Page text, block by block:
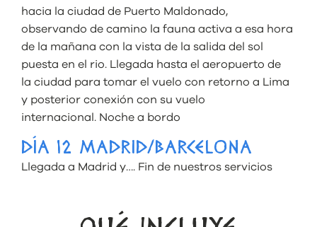
hacia la ciudad de Puerto Maldonado,
observando de camino la fauna activa a esa hora
de la mañana con la vista de la salida del sol
puesta en el rio. Llegada hasta el aeropuerto de
la ciudad para tomar el vuelo con retorno a Lima
y posterior conexión con su vuelo
internacional. Noche a bordo
DÍA 12 MADRID/BARCELONA
Llegada a Madrid y…. Fin de nuestros servicios